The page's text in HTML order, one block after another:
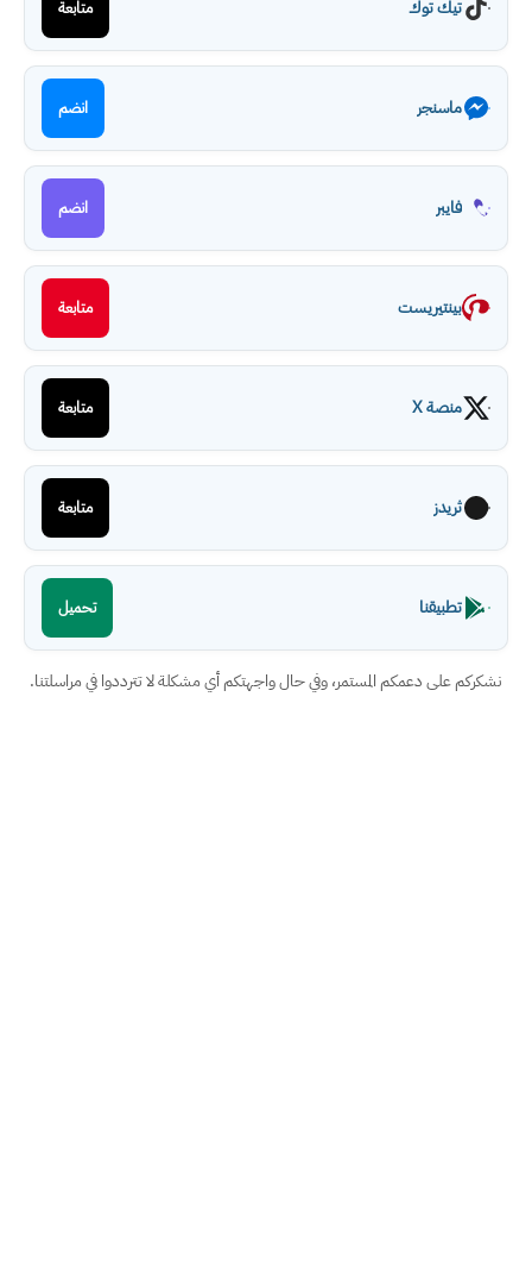
تيك توك متابعة
ماسنجر انضم
فايبر انضم
بينتيريست متابعة
منصة X متابعة
ثريدز متابعة
تطبيقنا تحميل
نشكركم على دعمكم المستمر، وفي حال واجهتكم أي مشكلة لا تترددوا في مراسلتنا.